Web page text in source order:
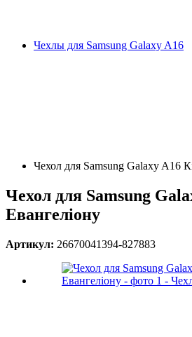
Чехлы для Samsung Galaxy A16
Чехол для Samsung Galaxy A16
Чехол для Samsung
Евангеліону
Артикул: 26670041394-827883